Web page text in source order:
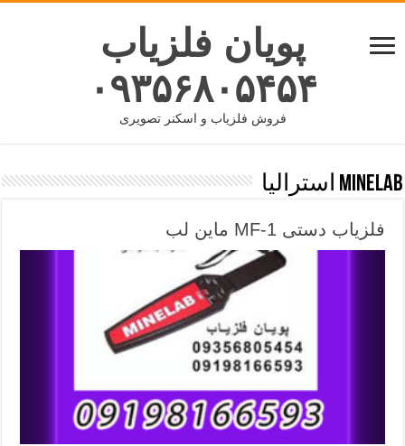
پویان فلزیاب
۰۹۳۵۶۸۰۵۴۵۴
فروش فلزیاب و اسکنر تصویری
Minelab استرالیا
فلزیاب دستی MF-1 ماین لب